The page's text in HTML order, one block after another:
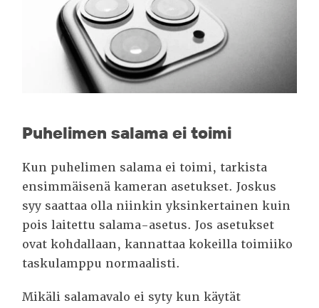
Puhelimen salama ei toimi
Kun puhelimen salama ei toimi, tarkista
ensimmäisenä kameran asetukset. Joskus
syy saattaa olla niinkin yksinkertainen kuin
pois laitettu salama-asetus. Jos asetukset
ovat kohdallaan, kannattaa kokeilla toimiiko
taskulamppu normaalisti.
Mikäli salamavalo ei syty kun käytät